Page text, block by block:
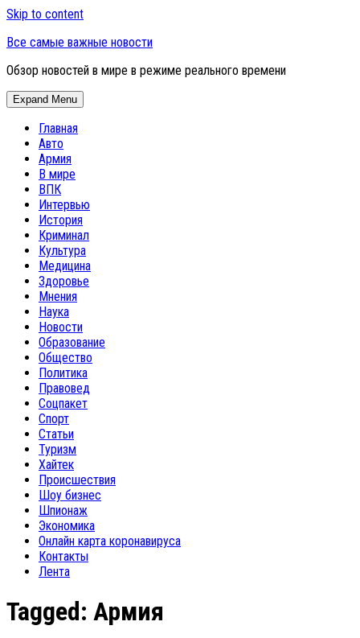
Skip to content
Все самые важные новости
Обзор новостей в мире в режиме реального времени
Expand Menu
Главная
Авто
Армия
В мире
ВПК
Интервью
История
Криминал
Культура
Медицина
Здоровье
Мнения
Наука
Новости
Образование
Общество
Политика
Правовед
Соцпакет
Спорт
Статьи
Туризм
Хайтек
Происшествия
Шоу бизнес
Шпионаж
Экономика
Онлайн карта коронавируса
Контакты
Лента
Tagged: Армия